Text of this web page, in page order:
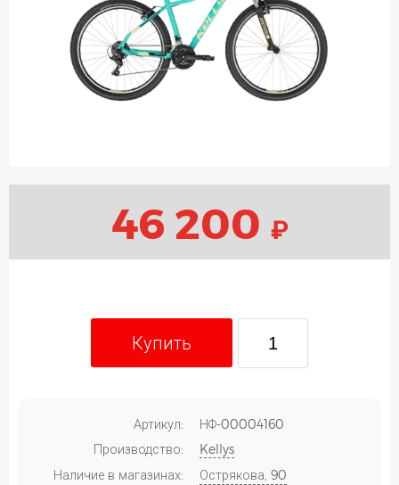
46 200 ₽
Купить
Артикул:
НФ-00004160
Производство:
Kellys
Наличие в магазинах:
Острякова, 90